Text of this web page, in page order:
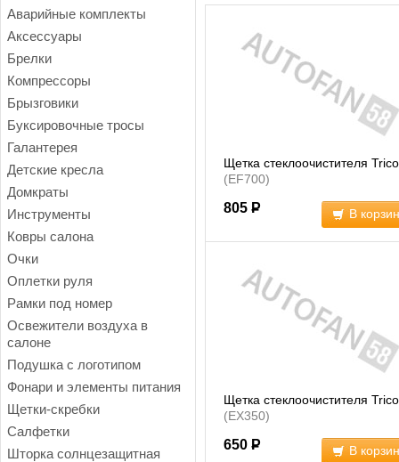
Аварийные комплекты
Аксессуары
Брелки
Компрессоры
Брызговики
Буксировочные тросы
Галантерея
Детские кресла
Домкраты
Инструменты
Ковры салона
Очки
Оплетки руля
Рамки под номер
Освежители воздуха в
салоне
Подушка с логотипом
Фонари и элементы питания
Щетки-скребки
Салфетки
Шторка солнцезащитная
Щетка стеклоочистителя Trico
(EF700)
805 Р В
Щетка стеклоочистителя Trico
(EX350)
650 Р В